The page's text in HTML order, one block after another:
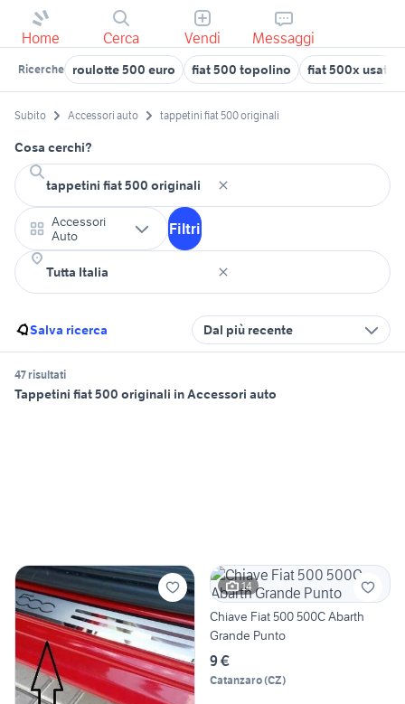
Home Cerca Vendi Messaggi
Ricerche roulotte 500 euro fiat 500 topolino fiat 500x usata
Subito Accessori auto tappetini fiat 500 originali
Cosa cerchi?
Accessori
Auto
Filtri
Salva ricerca Dal più recente
47 risultati
Tappetini fiat 500 originali in Accessori auto
14
Chiave Fiat 500 500C Abarth
Grande Punto
9 €
Catanzaro(CZ)